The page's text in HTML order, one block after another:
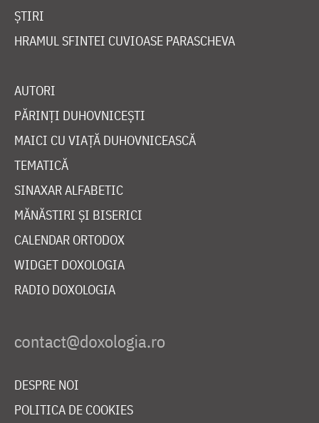
ȘTIRI
HRAMUL SFINTEI CUVIOASE PARASCHEVA
AUTORI
PĂRINȚI DUHOVNICEȘTI
MAICI CU VIAȚĂ DUHOVNICEASCĂ
TEMATICĂ
SINAXAR ALFABETIC
MĂNĂSTIRI ȘI BISERICI
CALENDAR ORTODOX
WIDGET DOXOLOGIA
RADIO DOXOLOGIA
DESPRE NOI
POLITICA DE COOKIES